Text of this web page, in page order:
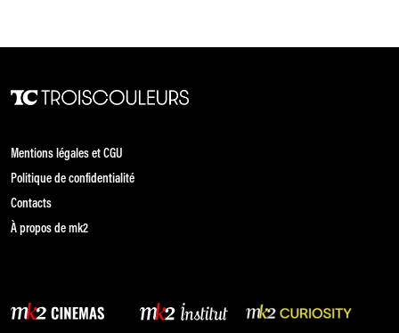
Mentions légales et CGU
Politique de confidentialité
Contacts
À propos de mk2